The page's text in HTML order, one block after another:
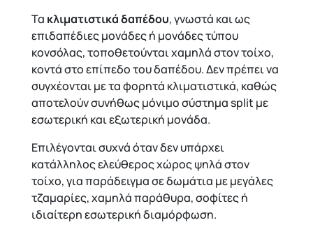
Τα κλιματιστικά δαπέδου, γνωστά και ως
επιδαπέδιες μονάδες ή μονάδες τύπου
κονσόλας, τοποθετούνται χαμηλά στον τοίχο,
κοντά στο επίπεδο του δαπέδου. Δεν πρέπει να
συγχέονται με τα φορητά κλιματιστικά, καθώς
αποτελούν συνήθως μόνιμο σύστημα split με
εσωτερική και εξωτερική μονάδα.
Επιλέγονται συχνά όταν δεν υπάρχει
κατάλληλος ελεύθερος χώρος ψηλά στον
τοίχο, για παράδειγμα σε δωμάτια με μεγάλες
τζαμαρίες, χαμηλά παράθυρα, σοφίτες ή
ιδιαίτερη εσωτερική διαμόρφωση.